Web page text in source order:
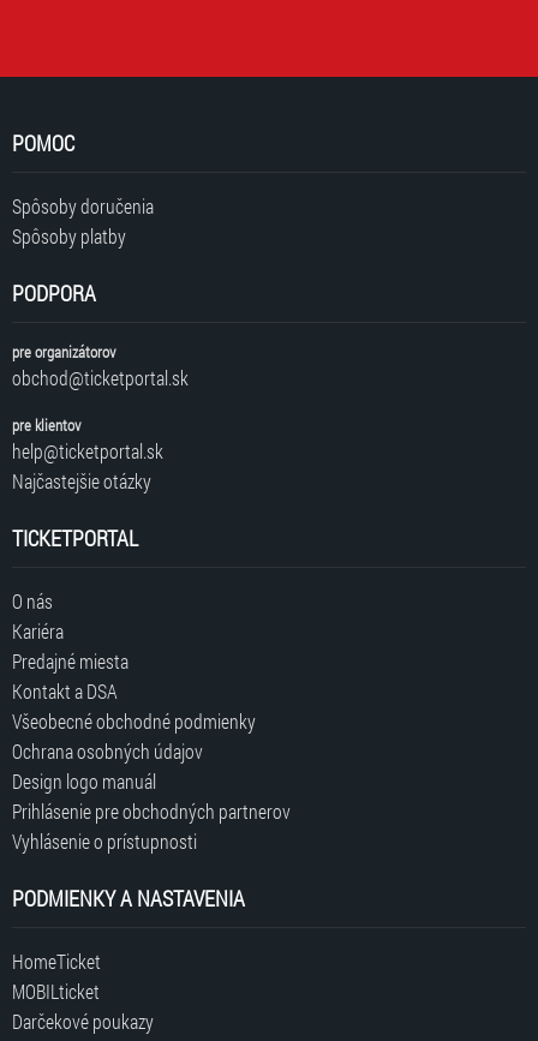
POMOC
Spôsoby doručenia
Spôsoby platby
PODPORA
pre organizátorov
obchod@ticketportal.sk
pre klientov
help@ticketportal.sk
Najčastejšie otázky
TICKETPORTAL
O nás
Kariéra
Predajné miesta
Kontakt a DSA
Všeobecné obchodné podmienky
Ochrana osobných údajov
Design logo manuál
Prihlásenie pre obchodných partnerov
Vyhlásenie o prístupnosti
PODMIENKY A NASTAVENIA
HomeTicket
MOBILticket
Darčekové poukazy